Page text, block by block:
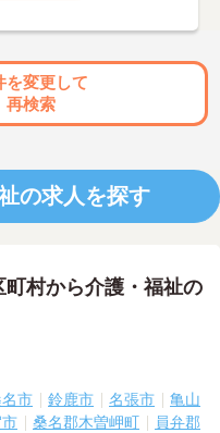
を変更して
再検索
の求人を探す
村から介護・福祉の
市 鈴鹿市 名張市
亀山
桑名郡木曽岬町
員弁郡